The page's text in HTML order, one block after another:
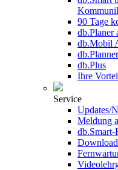
90 Tage
db.Planer
db.Mobil
db.Plus
Ihre
Service
Updates/
Meldung
db.Smart-